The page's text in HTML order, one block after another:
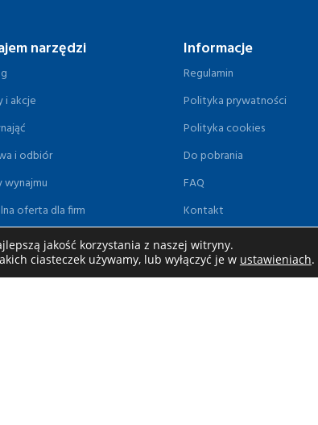
narzędzi
i akcje
i odbiór
wynajmu
oferta dla firm
Informacje
Regulamin
Polityka prywatności
Polityka cookies
Do pobrania
FAQ
Kontakt
jakość korzystania z naszej witryny.
ciasteczek używamy, lub wyłączyć je w ustawieniach.